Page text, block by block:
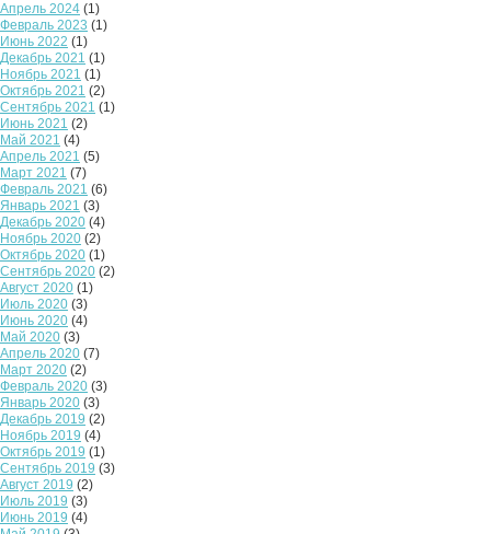
Апрель 2024 (1)
Февраль 2023 (1)
Июнь 2022 (1)
Декабрь 2021 (1)
Ноябрь 2021 (1)
Октябрь 2021 (2)
Сентябрь 2021 (1)
Июнь 2021 (2)
Май 2021 (4)
Апрель 2021 (5)
Март 2021 (7)
Февраль 2021 (6)
Январь 2021 (3)
Декабрь 2020 (4)
Ноябрь 2020 (2)
Октябрь 2020 (1)
Сентябрь 2020 (2)
Август 2020 (1)
Июль 2020 (3)
Июнь 2020 (4)
Май 2020 (3)
Апрель 2020 (7)
Март 2020 (2)
Февраль 2020 (3)
Январь 2020 (3)
Декабрь 2019 (2)
Ноябрь 2019 (4)
Октябрь 2019 (1)
Сентябрь 2019 (3)
Август 2019 (2)
Июль 2019 (3)
Июнь 2019 (4)